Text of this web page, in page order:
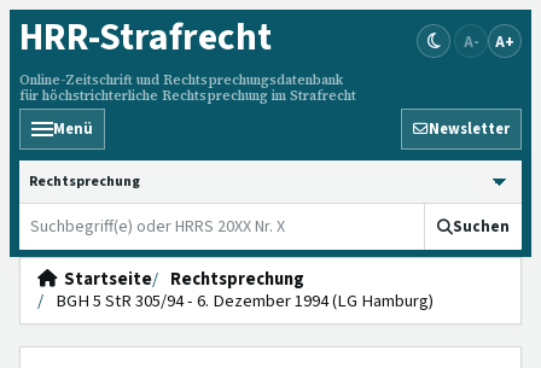
HRR-Strafrecht
Online-Zeitschrift und Rechtsprechungsdatenbank
für höchstrichterliche Rechtsprechung im Strafrecht
A- A+
Menü Newsletter
HRRS durchsuchen
Suchen
Startseite
Rechtsprechung
BGH 5 StR 305/94 - 6. Dezember 1994 (LG Hamburg)